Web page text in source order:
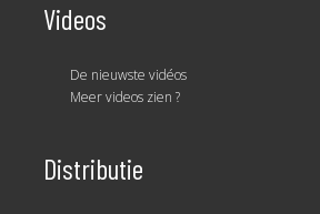
Videos
De nieuwste vidéos
Meer videos zien ?
Distributie